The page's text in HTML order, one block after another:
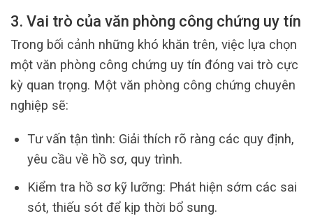
3. Vai trò của văn phòng công chứng uy tín
Trong bối cảnh những khó khăn trên, việc lựa chọn
một văn phòng công chứng uy tín đóng vai trò cực
kỳ quan trọng. Một văn phòng công chứng chuyên
nghiệp sẽ:
Tư vấn tận tình: Giải thích rõ ràng các quy định,
yêu cầu về hồ sơ, quy trình.
Kiểm tra hồ sơ kỹ lưỡng: Phát hiện sớm các sai
sót, thiếu sót để kịp thời bổ sung.